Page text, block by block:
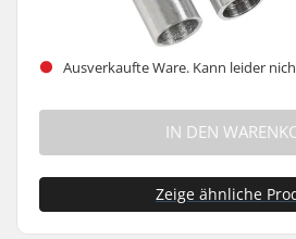
Ausverkaufte Ware. Kann leider
IN DEN
Zeige ähnliche